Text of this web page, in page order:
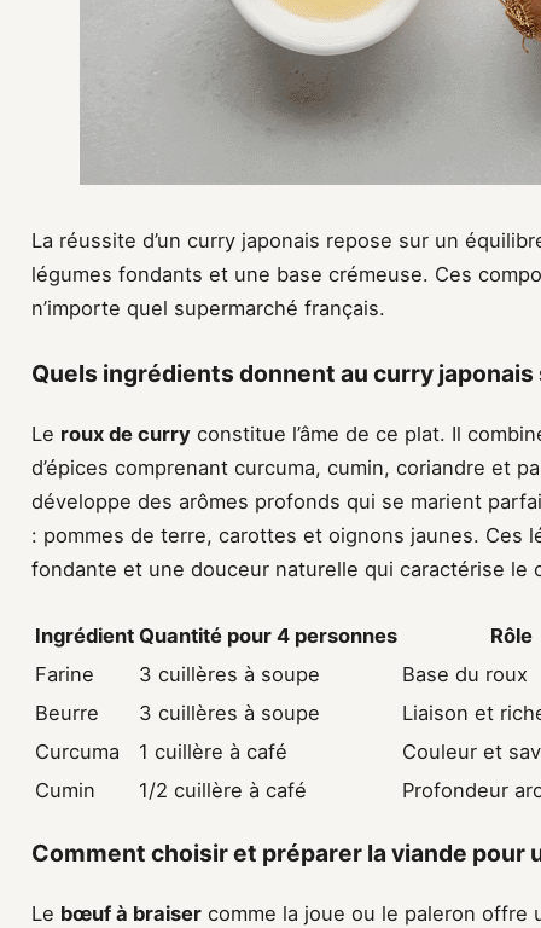
La réussite d’un curry japonais repose sur un
légumes fondants et une base crémeuse. Ces
n’importe quel supermarché français.
Quels ingrédients donnent au curry
Le roux de curry constitue l’âme de ce plat. Il
d’épices comprenant curcuma, cumin, coriandre et
développe des arômes profonds qui se marient
: pommes de terre, carottes et oignons jaunes. Ces
fondante et une douceur naturelle qui caractérise le
Ingrédient Quantité pour 4 personnes
Rôle
Farine
3 cuillères à soupe
Base du roux
Beurre
3 cuillères à soupe
Liaison et
Curcuma
1 cuillère à café
Couleur et
Cumin
1/2 cuillère à café Profondeur
Comment choisir et préparer la viande pour
Le bœuf à braiser comme la joue ou le paleron